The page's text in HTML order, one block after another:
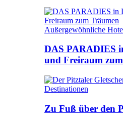
Außergewöhnliche
DAS PARADIES
und Freiraum
Destinationen
Zu Fuß über den